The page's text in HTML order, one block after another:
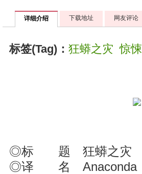
详细介绍 下载地址 网友评论
标签(Tag)： 狂蟒之灾 惊悚
◎标 题 狂蟒之灾
◎译 名 Anaconda